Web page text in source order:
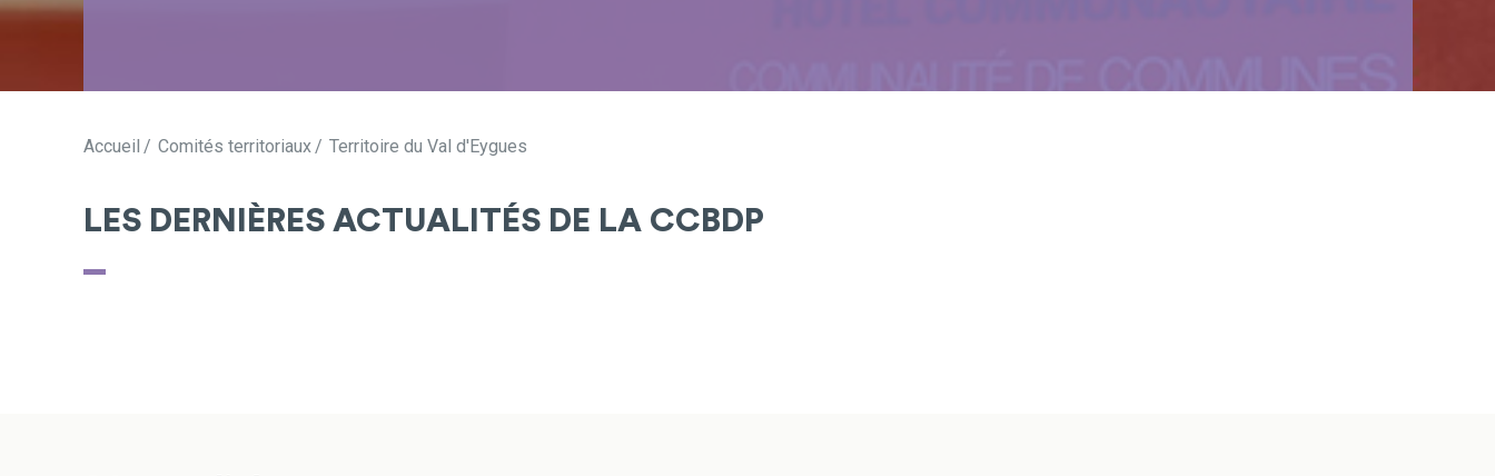
Accueil Comités territoriaux Territoire du Val d'Eygues
LES DERNIÈRES ACTUALITÉS DE LA CCBDP